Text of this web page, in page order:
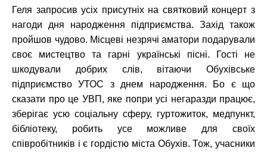
Геля запросив усіх присутніх на святковий концерт з
нагоди дня народження підприємства. Захід також
пройшов чудово. Місцеві незрячі аматори подарували
своє мистецтво та гарні українські пісні. Гості не
шкодували добрих слів, вітаючи Обухівське
підприємство УТОС з днем народження. Бо є що
сказати про це УВП, яке попри усі негаразди працює,
зберігає усю соціальну сферу, гуртожиток, медпункт,
бібліотеку, робить усе можливе для своїх
співробітників і є гордістю міста Обухів. Тож, учасники